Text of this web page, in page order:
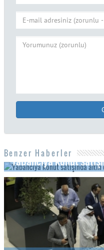
Benzer Haberler
Yabancıya konut